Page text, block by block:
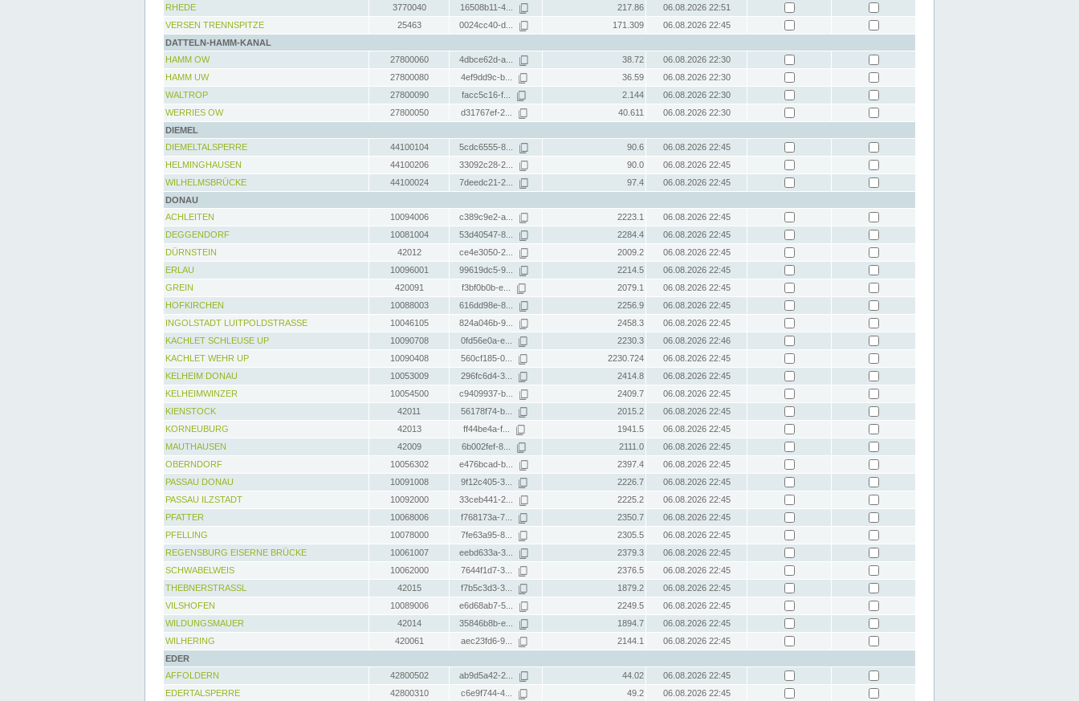
RHEDE
3770040 16508b11-4... 217.86
06.08.2026 22:51
VERSEN TRENNSPITZE
25463 0024cc40-d... 171.309
06.08.2026 22:45
DATTELN-HAMM-KANAL
HAMM OW
27800060 4dbce62d-a... 38.72
06.08.2026 22:30
HAMM UW
27800080 4ef9dd9c-b... 36.59
06.08.2026 22:30
WALTROP
27800090 facc5c16-f... 2.144
06.08.2026 22:30
WERRIES OW
27800050 d31767ef-2... 40.611
06.08.2026 22:30
DIEMEL
DIEMELTALSPERRE
44100104 5cdc6555-8... 90.6
06.08.2026 22:45
HELMINGHAUSEN
44100206 33092c28-2... 90.0
06.08.2026 22:45
WILHELMSBRÜCKE
44100024 7deedc21-2... 97.4
06.08.2026 22:45
DONAU
ACHLEITEN
10094006 c389c9e2-a... 2223.1
06.08.2026 22:45
DEGGENDORF
10081004 53d40547-8... 2284.4
06.08.2026 22:45
DÜRNSTEIN
42012 ce4e3050-2... 2009.2
06.08.2026 22:45
ERLAU
10096001 99619dc5-9... 2214.5
06.08.2026 22:45
GREIN
420091 f3bf0b0b-e... 2079.1
06.08.2026 22:45
HOFKIRCHEN
10088003 616dd98e-8... 2256.9
06.08.2026 22:45
INGOLSTADT LUITPOLDSTRASSE
10046105 824a046b-9... 2458.3
06.08.2026 22:45
KACHLET SCHLEUSE UP
10090708 0fd56e0a-e... 2230.3
06.08.2026 22:46
KACHLET WEHR UP
10090408 560cf185-0... 2230.724
06.08.2026 22:45
KELHEIM DONAU
10053009 296fc6d4-3... 2414.8
06.08.2026 22:45
KELHEIMWINZER
10054500 c9409937-b... 2409.7
06.08.2026 22:45
KIENSTOCK
42011 56178f74-b... 2015.2
06.08.2026 22:45
KORNEUBURG
42013 ff44be4a-f... 1941.5
06.08.2026 22:45
MAUTHAUSEN
42009 6b002fef-8... 2111.0
06.08.2026 22:45
OBERNDORF
10056302 e476bcad-b... 2397.4
06.08.2026 22:45
PASSAU DONAU
10091008 9f12c405-3... 2226.7
06.08.2026 22:45
PASSAU ILZSTADT
10092000 33ceb441-2... 2225.2
06.08.2026 22:45
PFATTER
10068006 f768173a-7... 2350.7
06.08.2026 22:45
PFELLING
10078000 7fe63a95-8... 2305.5
06.08.2026 22:45
REGENSBURG EISERNE BRÜCKE
10061007 eebd633a-3... 2379.3
06.08.2026 22:45
SCHWABELWEIS
10062000 7644f1d7-3... 2376.5
06.08.2026 22:45
THEBNERSTRASSL
42015 f7b5c3d3-3... 1879.2
06.08.2026 22:45
VILSHOFEN
10089006 e6d68ab7-5... 2249.5
06.08.2026 22:45
WILDUNGSMAUER
42014 35846b8b-e... 1894.7
06.08.2026 22:45
WILHERING
420061 aec23fd6-9... 2144.1
06.08.2026 22:45
EDER
AFFOLDERN
42800502 ab9d5a42-2... 44.02
06.08.2026 22:45
EDERTALSPERRE
42800310 c6e9f744-4... 49.2
06.08.2026 22:45